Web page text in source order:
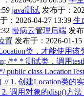
java测试 发布于：
：2026-04-27 13:39 生
慢病云管理后端 发
置 发布于：2026-01-15
类，才能使用该
/** * 测试类，调用
public class
// 1. 创建Location类的
2. 调用对象的disp()方